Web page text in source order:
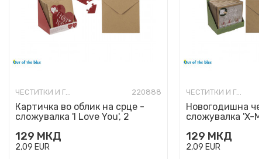
ЧЕСТИТКИ И ГИФТ КАРТИЧКИ 220888
Картичка во облик на срце -
сложувалка 'I Love You', 2
129 МКД
2,09 EUR
ЧЕСТИТКИ И ГИФТ КАРТИЧКИ
Новогодишна
сложувалка 'X-
129 МКД
2,09 EUR